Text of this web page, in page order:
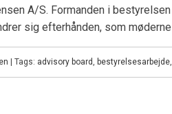
A/S. Formanden i
sig efterhånden, som
| Tags: advisory board, bestyrelsesarbejde,